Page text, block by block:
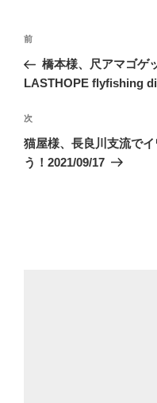
投
ナ
ゲ
ー
シ
前
の
投
前
橋本様、尺アマゴゲ
LASTHOPE flyfishing
次
の
投
次
猫屋様、長良川支流で
う！2021/09/17